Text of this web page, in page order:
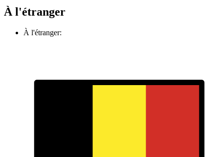
À l'étranger
À l'étranger: